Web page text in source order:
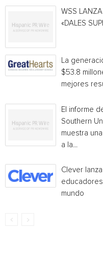
WSS
«DALES
La
$53.8
mejores
El informe
Southern
muestra
a la...
Clever
mundo